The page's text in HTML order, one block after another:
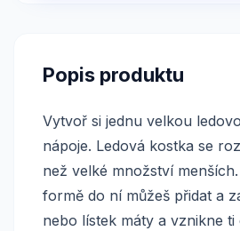
Popis produktu
Vytvoř si jednu velkou
nápoje. Ledová kostka se
než velké množství
formě do ní můžeš přidat a
nebo lístek máty a vznikne ti